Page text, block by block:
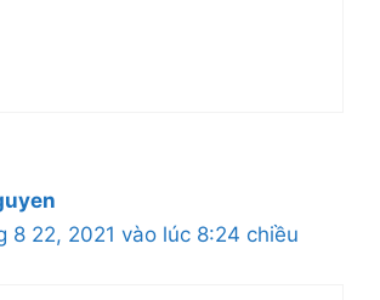
8 22, 2021 vào lúc 8:24 chiều